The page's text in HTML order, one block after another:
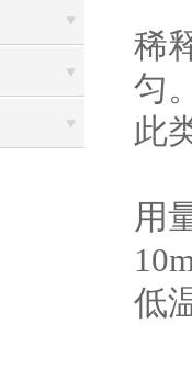
稀
匀
此
用
低